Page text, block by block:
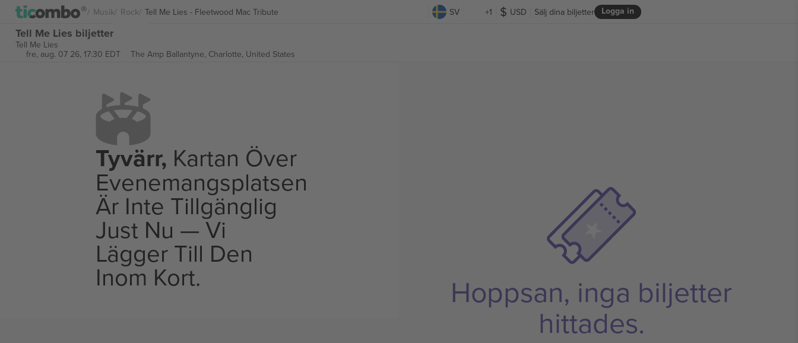
Musik Rock Tell Me Lies - Fleetwood Mac Tribute SV +1 USD Logga in
Sälj dina biljetter
Tell Me Lies biljetter
Tell Me Lies
fre, aug. 07 26, 17:30 EDT
The Amp Ballantyne, Charlotte, United States
Tyvärr, Kartan Över
Evenemangsplatsen
Är Inte Tillgänglig
Just Nu — Vi
Lägger Till Den
Inom Kort. Hoppsan, inga biljetter
hittades.